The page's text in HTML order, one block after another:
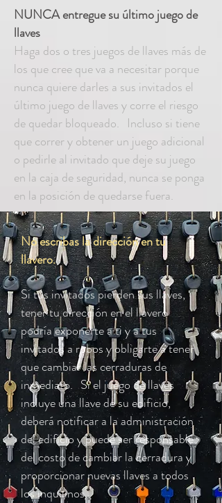
NUNCA entregue su último juego de
llaves
Haga dos o tres juegos de llaves más de
los que cree que va a necesitar porque
nunca quiere darles a sus invitados el
último juego de llaves y corre el riesgo
de quedar bloqueado. Incluso si tiene
que correr y obtener un juego adicional
o pedirle al invitado que deje su juego
en la caja de seguridad, nunca se ponga
en la posición de quedarse fuera.
No escribas la dirección en tu
llavero.
Si tus invitados pierden sus llaves,
tener tu dirección en el llavero
podría exponerte a ti y a tus
invitados a robos y obligarte a tener
que cambiar las cerraduras de
inmediato. Si el juego de llaves
incluye una llave de su edificio,
deberá notificar a la administración
del edificio y puede ser responsable
del costo de cambiar la cerradura y
proporcionar nuevas llaves a todos
los inquilinos.